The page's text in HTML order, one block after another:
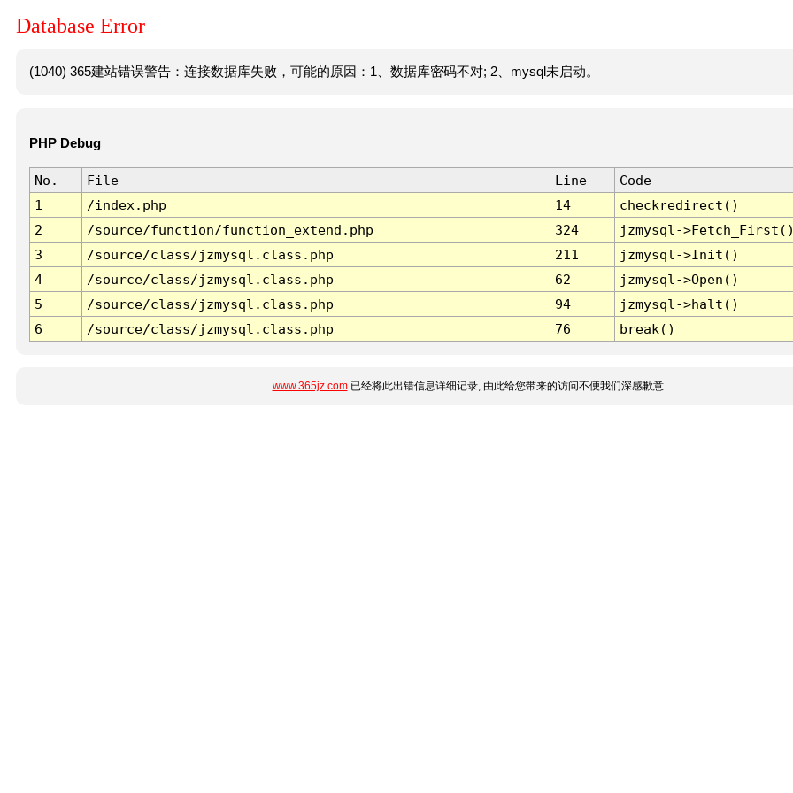
Database Error
(1040) 365建站错误警告：连接数据库失败，可能的原因：1、数据库密码不对; 2、mysql未启动。
PHP Debug
No. File Line
Code
1
/index.php 14
checkredirect()
2
/source/function/function_extend.php 324
jzmysql-
3
/source/class/jzmysql.class.php 211
jzmysql->Init()
4
/source/class/jzmysql.class.php 62
jzmysql->Open()
5
/source/class/jzmysql.class.php 94
jzmysql->halt()
6
/source/class/jzmysql.class.php 76 break()
www.365jz.com已经将此出错信息详细记录, 由此给您带来的访问不便我们深感歉意.